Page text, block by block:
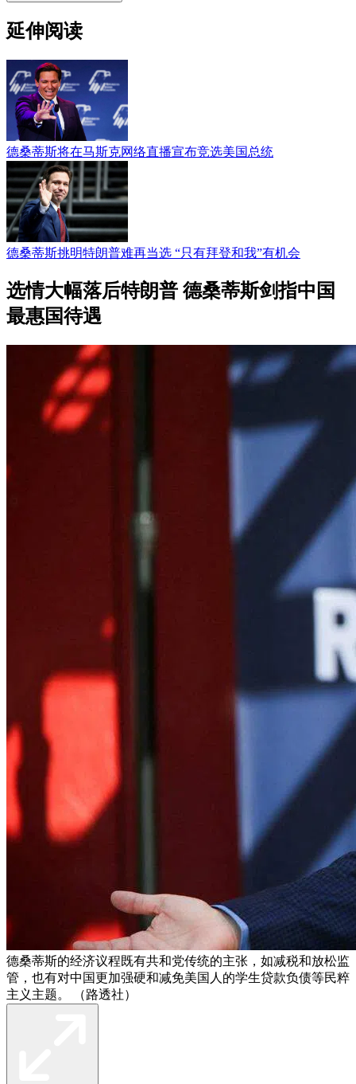
延伸阅读
德桑蒂斯将在马斯克网络直播宣布竞选美国总统
德桑蒂斯挑明特朗普难再当选 “只有拜登和我”有机会
选情大幅落后特朗普 德桑蒂斯剑指中国
最惠国待遇
德桑蒂斯的经济议程既有共和党传统的主张，如减税和放松监
管，也有对中国更加强硬和减免美国人的学生贷款负债等民粹
主义主题。 （路透社）